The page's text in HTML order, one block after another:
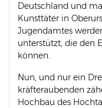
Deutschland und
Kunsttäter in
Jugendamtes
unterstützt, die den
können.
Nun, und nur ein
kräfteraubenden
Hochbau des